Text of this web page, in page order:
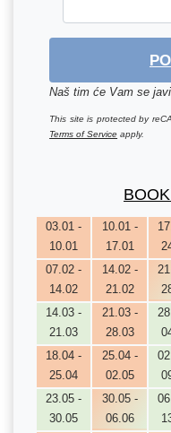
Naš tim će Vam se
This site is protected by
Terms of Service apply.
03.01 -
10.01
10.01 -
17.01
07.02 -
14.02
14.02 -
21.02
14.03 -
21.03
21.03 -
28.03
18.04 -
25.04
25.04 -
02.05
23.05 -
30.05
30.05 -
06.06